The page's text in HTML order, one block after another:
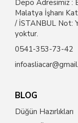
Depo Adresimiz :
Malatya İşhanı
/ İSTANBUL Not:
yoktur.
0541-353-73-42
BLOG
Düğün Hazırlıkları